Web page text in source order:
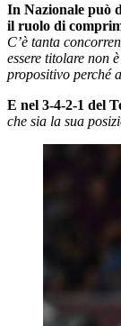
In Nazionale può
il ruolo di
C’è tanta
essere titolare non
propositivo perché
E nel 3-4-2-1 del
che sia la sua